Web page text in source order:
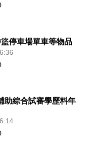
停車場單車等物品
助綜合試審學歷料年